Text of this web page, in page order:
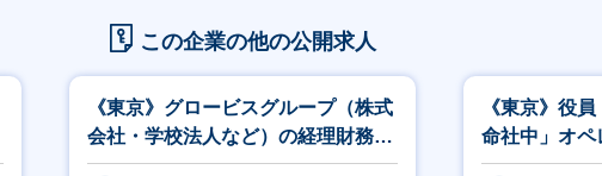
この企業の他の公開求人
《東京》グロービスグループ（株式
会社・学校法人など）の経理財務
（エキスパート職）
《東京》役
命社中」オペ
運営／営業推